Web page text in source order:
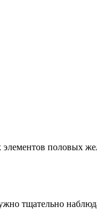
половых
тщательно